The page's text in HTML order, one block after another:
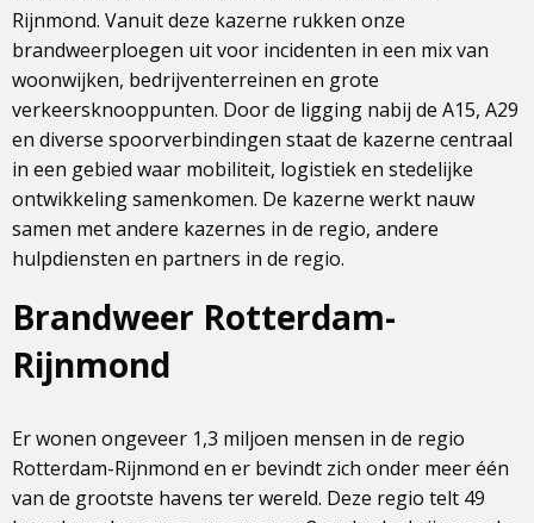
Rijnmond. Vanuit deze kazerne rukken onze
brandweerploegen uit voor incidenten in een mix van
woonwijken, bedrijventerreinen en grote
verkeersknooppunten. Door de ligging nabij de A15, A29
en diverse spoorverbindingen staat de kazerne centraal
in een gebied waar mobiliteit, logistiek en stedelijke
ontwikkeling samenkomen. De kazerne werkt nauw
samen met andere kazernes in de regio, andere
hulpdiensten en partners in de regio.
Brandweer Rotterdam-
Rijnmond
Er wonen ongeveer 1,3 miljoen mensen in de regio
Rotterdam-Rijnmond en er bevindt zich onder meer één
van de grootste havens ter wereld. Deze regio telt 49